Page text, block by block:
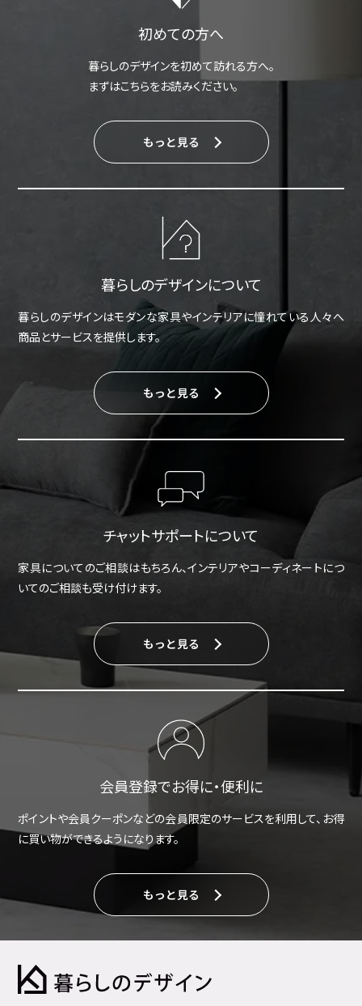
初めての方へ
暮らしのデザインを初めて訪れる方へ。
まずはこちらをお読みください。
もっと見る
暮らしのデザインについて
暮らしのデザインはモダンな家具やインテリアに憧れている人々へ
商品とサービスを提供します。
もっと見る
チャットサポートについて
家具についてのご相談はもちろん、インテリアやコーディネートにつ
いてのご相談も受け付けます。
もっと見る
会員登録でお得に・便利に
ポイントや会員クーポンなどの会員限定のサービスを利用して、お得
に買い物ができるようになります。
もっと見る